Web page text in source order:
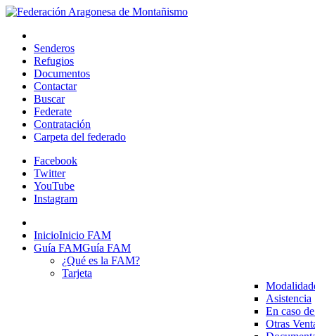
Senderos
Refugios
Documentos
Contactar
Buscar
Federate
Contratación
Carpeta del federado
Facebook
Twitter
YouTube
Instagram
InicioInicio FAM
Guía FAMGuía FAM
¿Qué es la FAM?
Tarjeta
Asistencia
En caso
Otras